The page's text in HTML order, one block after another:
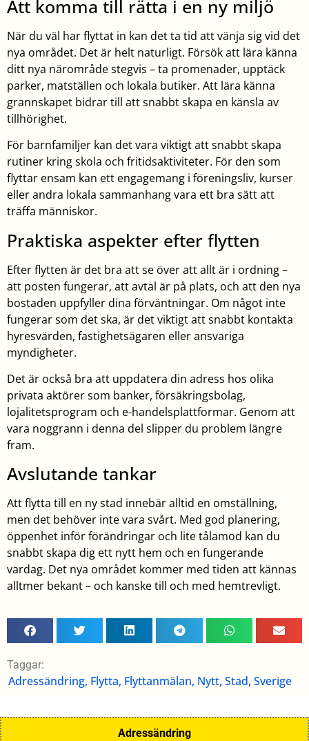
Att komma till rätta i en ny miljö
När du väl har flyttat in kan det ta tid att vänja sig vid det
nya området. Det är helt naturligt. Försök att lära känna
ditt nya närområde stegvis – ta promenader, upptäck
parker, matställen och lokala butiker. Att lära känna
grannskapet bidrar till att snabbt skapa en känsla av
tillhörighet.
För barnfamiljer kan det vara viktigt att snabbt skapa
rutiner kring skola och fritidsaktiviteter. För den som
flyttar ensam kan ett engagemang i föreningsliv, kurser
eller andra lokala sammanhang vara ett bra sätt att
träffa människor.
Praktiska aspekter efter flytten
Efter flytten är det bra att se över att allt är i ordning –
att posten fungerar, att avtal är på plats, och att den nya
bostaden uppfyller dina förväntningar. Om något inte
fungerar som det ska, är det viktigt att snabbt kontakta
hyresvärden, fastighetsägaren eller ansvariga
myndigheter.
Det är också bra att uppdatera din adress hos olika
privata aktörer som banker, försäkringsbolag,
lojalitetsprogram och e-handelsplattformar. Genom att
vara noggrann i denna del slipper du problem längre
fram.
Avslutande tankar
Att flytta till en ny stad innebär alltid en omställning,
men det behöver inte vara svårt. Med god planering,
öppenhet inför förändringar och lite tålamod kan du
snabbt skapa dig ett nytt hem och en fungerande
vardag. Det nya området kommer med tiden att kännas
alltmer bekant – och kanske till och med hemtrevligt.
Taggar:
Adressändring, Flytta, Flyttanmälan, Nytt, Stad, Sverige
Adressändring